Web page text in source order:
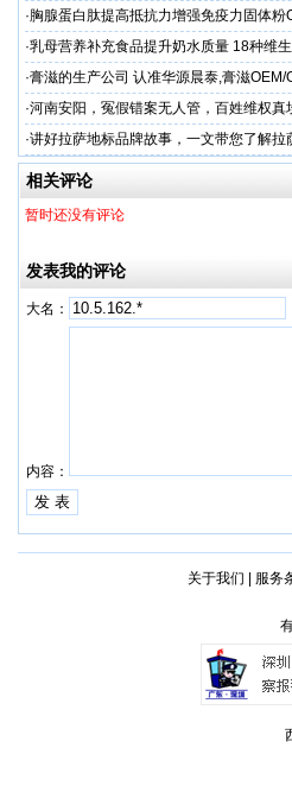
厂家
· 胸腺蛋白肽提高抵抗力增强免疫力固体粉
服务商
·乳母营养补充食品提升奶水质量 18种维
工
·膏滋的生产公司 认准华源晨泰,膏滋OEM/
·河南安阳，冤假错案无人管，百姓维权真
·讲好拉萨地标品牌故事，一文带您了解拉
相关评论
暂时还没有评论
发表我的评论
大名：
内容：
关于我们 服务